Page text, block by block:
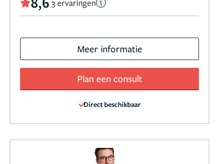
3 ervaringen
Meer informatie
Plan een consult
Direct beschikbaar